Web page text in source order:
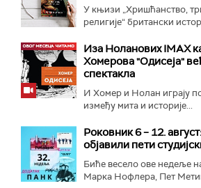
У књизи „Хришћанство,
религије“ британски
Иза Ноланових IMAX
Хомерова "Одисеја"
спектакла
И Хомер и Нолан играју
између мита и историје...
Роковник 6 – 12.
објавили пети
Биће весело ове недеље
Марка Нофлера, Пет